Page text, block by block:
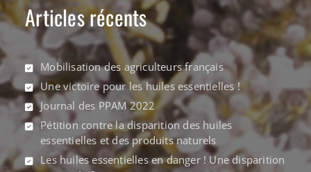
Articles récents
Mobilisation des agriculteurs français
Une victoire pour les huiles essentielles !
Journal des PPAM 2022
Pétition contre la disparition des huiles
essentielles et des produits naturels
Les huiles essentielles en danger ! Une disparition